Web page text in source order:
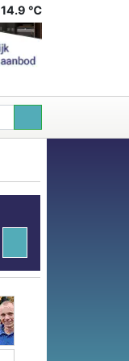
14.9 ℃